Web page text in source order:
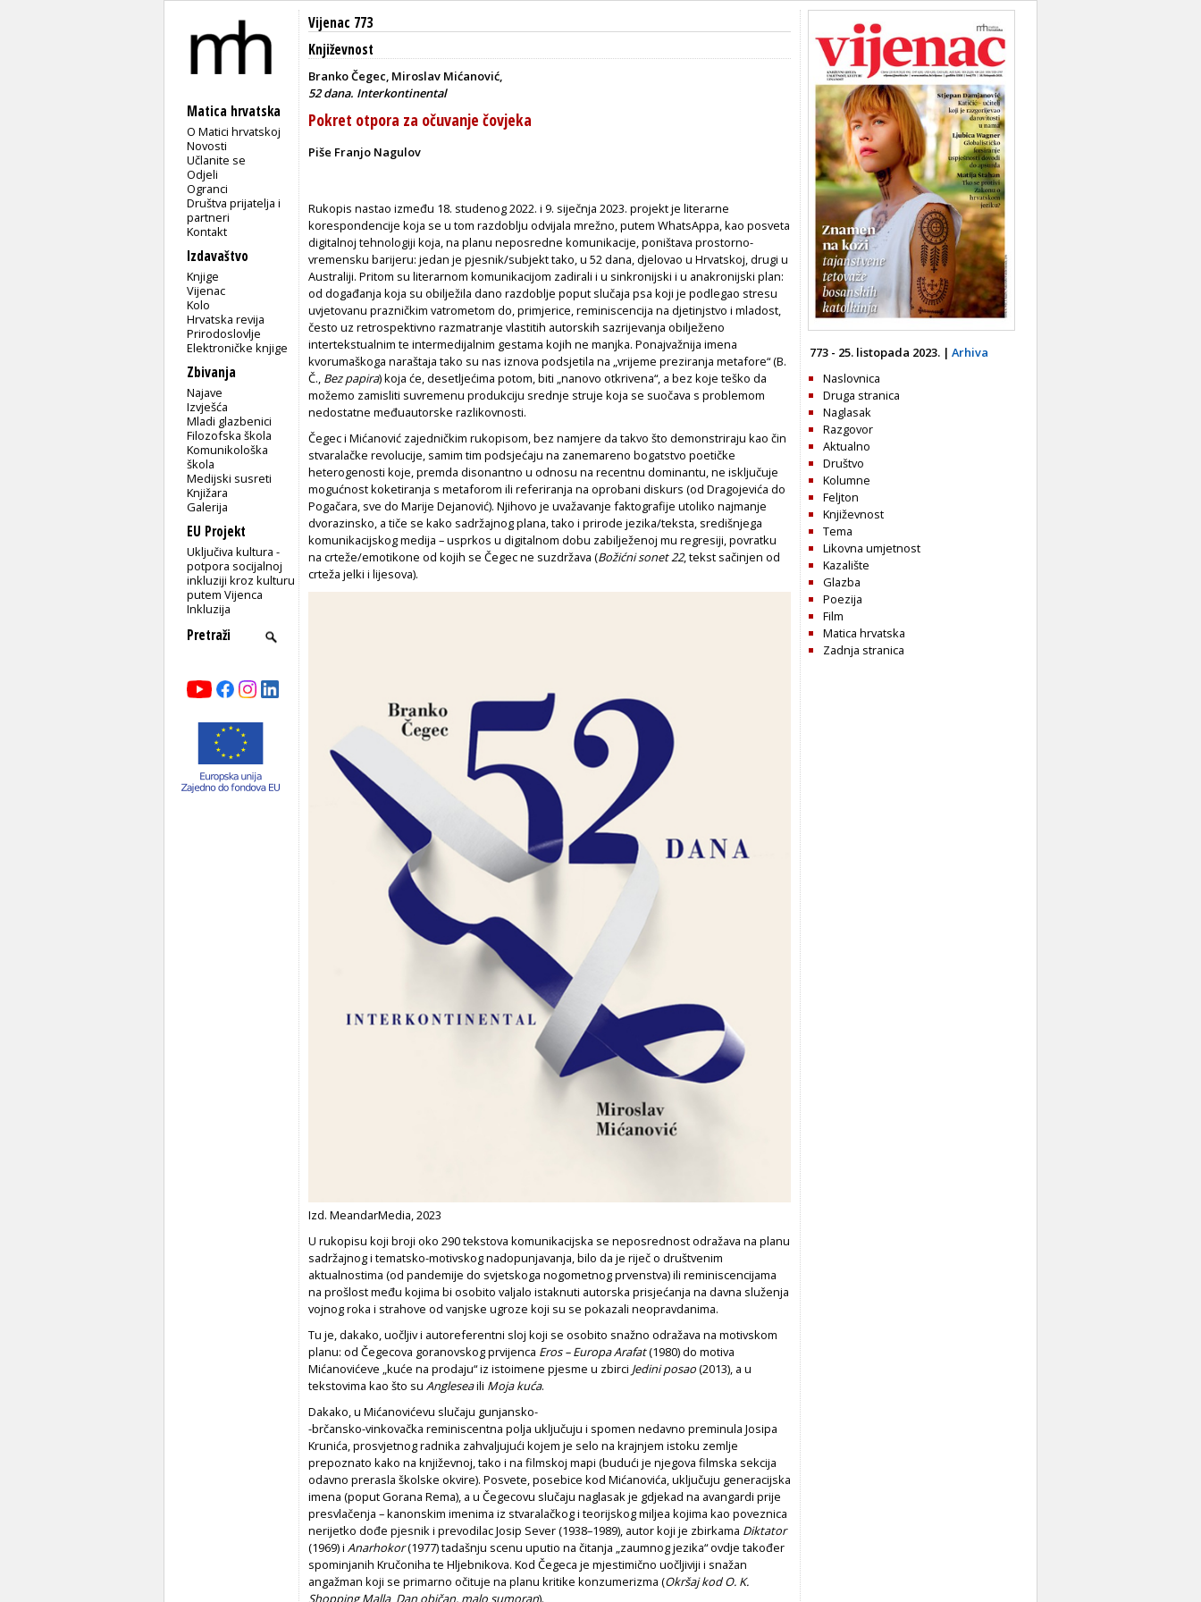
Matica hrvatska
O Matici hrvatskoj
Novosti
Učlanite se
Odjeli
Ogranci
Društva prijatelja i
partneri
Kontakt
Izdavaštvo
Knjige
Vijenac
Kolo
Hrvatska revija
Prirodoslovlje
Elektroničke knjige
Zbivanja
Najave
Izvješća
Mladi glazbenici
Filozofska škola
Komunikološka
škola
Medijski susreti
Knjižara
Galerija
EU Projekt
Uključiva kultura -
potpora socijalnoj
inkluziji kroz kulturu
putem Vijenca
Inkluzija
Vijenac 773
Književnost
Branko Čegec, Miroslav Mićanović,
52 dana. Interkontinental
Pokret otpora za očuvanje čovjeka
Piše Franjo Nagulov
Rukopis nastao između 18. studenog 2022. i 9. siječnja 2023. projekt je literarne
korespondencije koja se u tom razdoblju odvijala mrežno, putem WhatsAppa, kao posveta
digitalnoj tehnologiji koja, na planu neposredne komunikacije, poništava prostorno-
vremensku barijeru: jedan je pjesnik/subjekt tako, u 52 dana, djelovao u Hrvatskoj, drugi u
Australiji. Pritom su literarnom komunikacijom zadirali i u sinkronijski i u anakronijski plan:
od događanja koja su obilježila dano razdoblje poput slučaja psa koji je podlegao stresu
uvjetovanu prazničkim vatrometom do, primjerice, reminiscencija na djetinjstvo i mladost,
često uz retrospektivno razmatranje vlastitih autorskih sazrijevanja obilježeno
intertekstualnim te intermedijalnim gestama kojih ne manjka. Ponajvažnija imena
kvorumaškoga naraštaja tako su nas iznova podsjetila na „vrijeme preziranja metafore“ (B.
Č., Bez papira) koja će, desetljećima potom, biti „nanovo otkrivena“, a bez koje teško da
možemo zamisliti suvremenu produkciju srednje struje koja se suočava s problemom
nedostatne međuautorske razlikovnosti.
Čegec i Mićanović zajedničkim rukopisom, bez namjere da takvo što demonstriraju kao čin
stvaralačke revolucije, samim tim podsjećaju na zanemareno bogatstvo poetičke
heterogenosti koje, premda disonantno u odnosu na recentnu dominantu, ne isključuje
mogućnost koketiranja s metaforom ili referiranja na oprobani diskurs (od Dragojevića do
Pogačara, sve do Marije Dejanović). Njihovo je uvažavanje faktografije utoliko najmanje
dvorazinsko, a tiče se kako sadržajnog plana, tako i prirode jezika/teksta, središnjega
komunikacijskog medija – usprkos u digitalnom dobu zabilježenoj mu regresiji, povratku
na crteže/emotikone od kojih se Čegec ne suzdržava (Božićni sonet 22, tekst sačinjen od
crteža jelki i lijesova).
Izd. MeandarMedia, 2023
U rukopisu koji broji oko 290 tekstova komunikacijska se neposrednost odražava na planu
sadržajnog i tematsko-motivskog nadopunjavanja, bilo da je riječ o društvenim
aktualnostima (od pandemije do svjetskoga nogometnog prvenstva) ili reminiscencijama
na prošlost među kojima bi osobito valjalo istaknuti autorska prisjećanja na davna služenja
vojnog roka i strahove od vanjske ugroze koji su se pokazali neopravdanima.
Tu je, dakako, uočljiv i autoreferentni sloj koji se osobito snažno odražava na motivskom
planu: od Čegecova goranovskog prvijenca Eros – Europa Arafat(1980) do motiva
Mićanovićeve „kuće na prodaju“ iz istoimene pjesme u zbirci Jedini posao(2013), a u
tekstovima kao što su Angleseaili Moja kuća.
Dakako, u Mićanovićevu slučaju gunjansko-
-brčansko-vinkovačka reminiscentna ­polja uključuju i spomen nedavno preminula Josipa
Krunića, prosvjetnog radnika zahvaljujući kojem je selo na krajnjem istoku zemlje
prepoznato kako na književnoj, tako i na filmskoj mapi (budući je njegova filmska sekcija
odavno prerasla školske okvire). Posvete, posebice kod Mićanovića, uključuju generacijska
imena (poput Gorana Rema), a u Čegecovu slučaju naglasak je gdjekad na avangardi prije
presvlačenja – kanonskim imenima iz stvaralačkog i teorijskog miljea kojima kao poveznica
nerijetko dođe pjesnik i prevodilac Josip Sever (1938–1989), autor koji je zbirkama Diktator
(1969) i Anarhokor(1977) tadašnju scenu uputio na čitanja „zaumnog jezika“ ovdje također
spominjanih Kručoniha te Hljebnikova. Kod Čegeca je mjestimično uočljiviji i snažan
angažman koji se primarno očituje na planu kritike konzumerizma (Okršaj kod O. K.
Shopping Malla, Dan običan, malo sumoran).
773 - 25. listopada 2023. | Arhiva
Naslovnica
Druga stranica
Naglasak
Razgovor
Aktualno
Društvo
Kolumne
Feljton
Književnost
Tema
Likovna umjetnost
Kazalište
Glazba
Poezija
Film
Matica hrvatska
Zadnja stranica